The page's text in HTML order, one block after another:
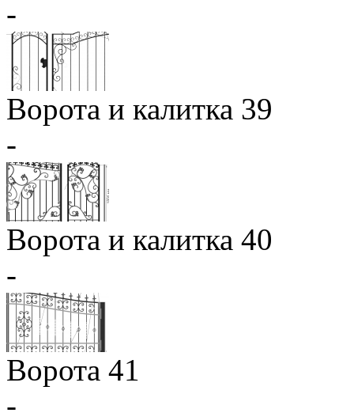
-
Ворота и калитка 39
-
Ворота и калитка 40
-
Ворота 41
-